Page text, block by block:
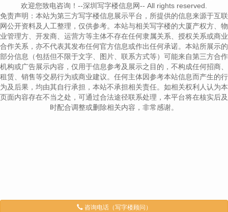
欢迎您致电咨询！--深圳写字楼信息网-- All rights reserved.
免责声明：本站为第三方写字楼信息展示平台，所提供的信息来源于互联
网公开资料及人工整理，仅供参考。本站与相关写字楼的大厦产权方、物
业管理方、开发商、运营方等主体不存在任何隶属关系、授权关系或商业
合作关系，亦不代表其发布任何官方信息或作出任何承诺。本站所展示的
部分信息（包括但不限于文字、图片、联系方式等）可能来自第三方合作
机构或广告展示内容，仅用于信息参考及展示之目的，不构成任何招商、
租赁、销售等交易行为或商业建议。任何主体因参考本站信息而产生的行
为及后果，均由其自行承担，本站不承担相关责任。如相关权利人认为本
页面内容存在不当之处，可通过合法途径联系处理，本平台将在核实后及
时配合调整或删除相关内容，非常感谢。
咨询电话（写字楼顾问）